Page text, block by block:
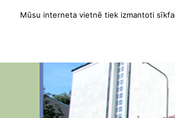
Mūsu interneta vietnē tiek izmantoti